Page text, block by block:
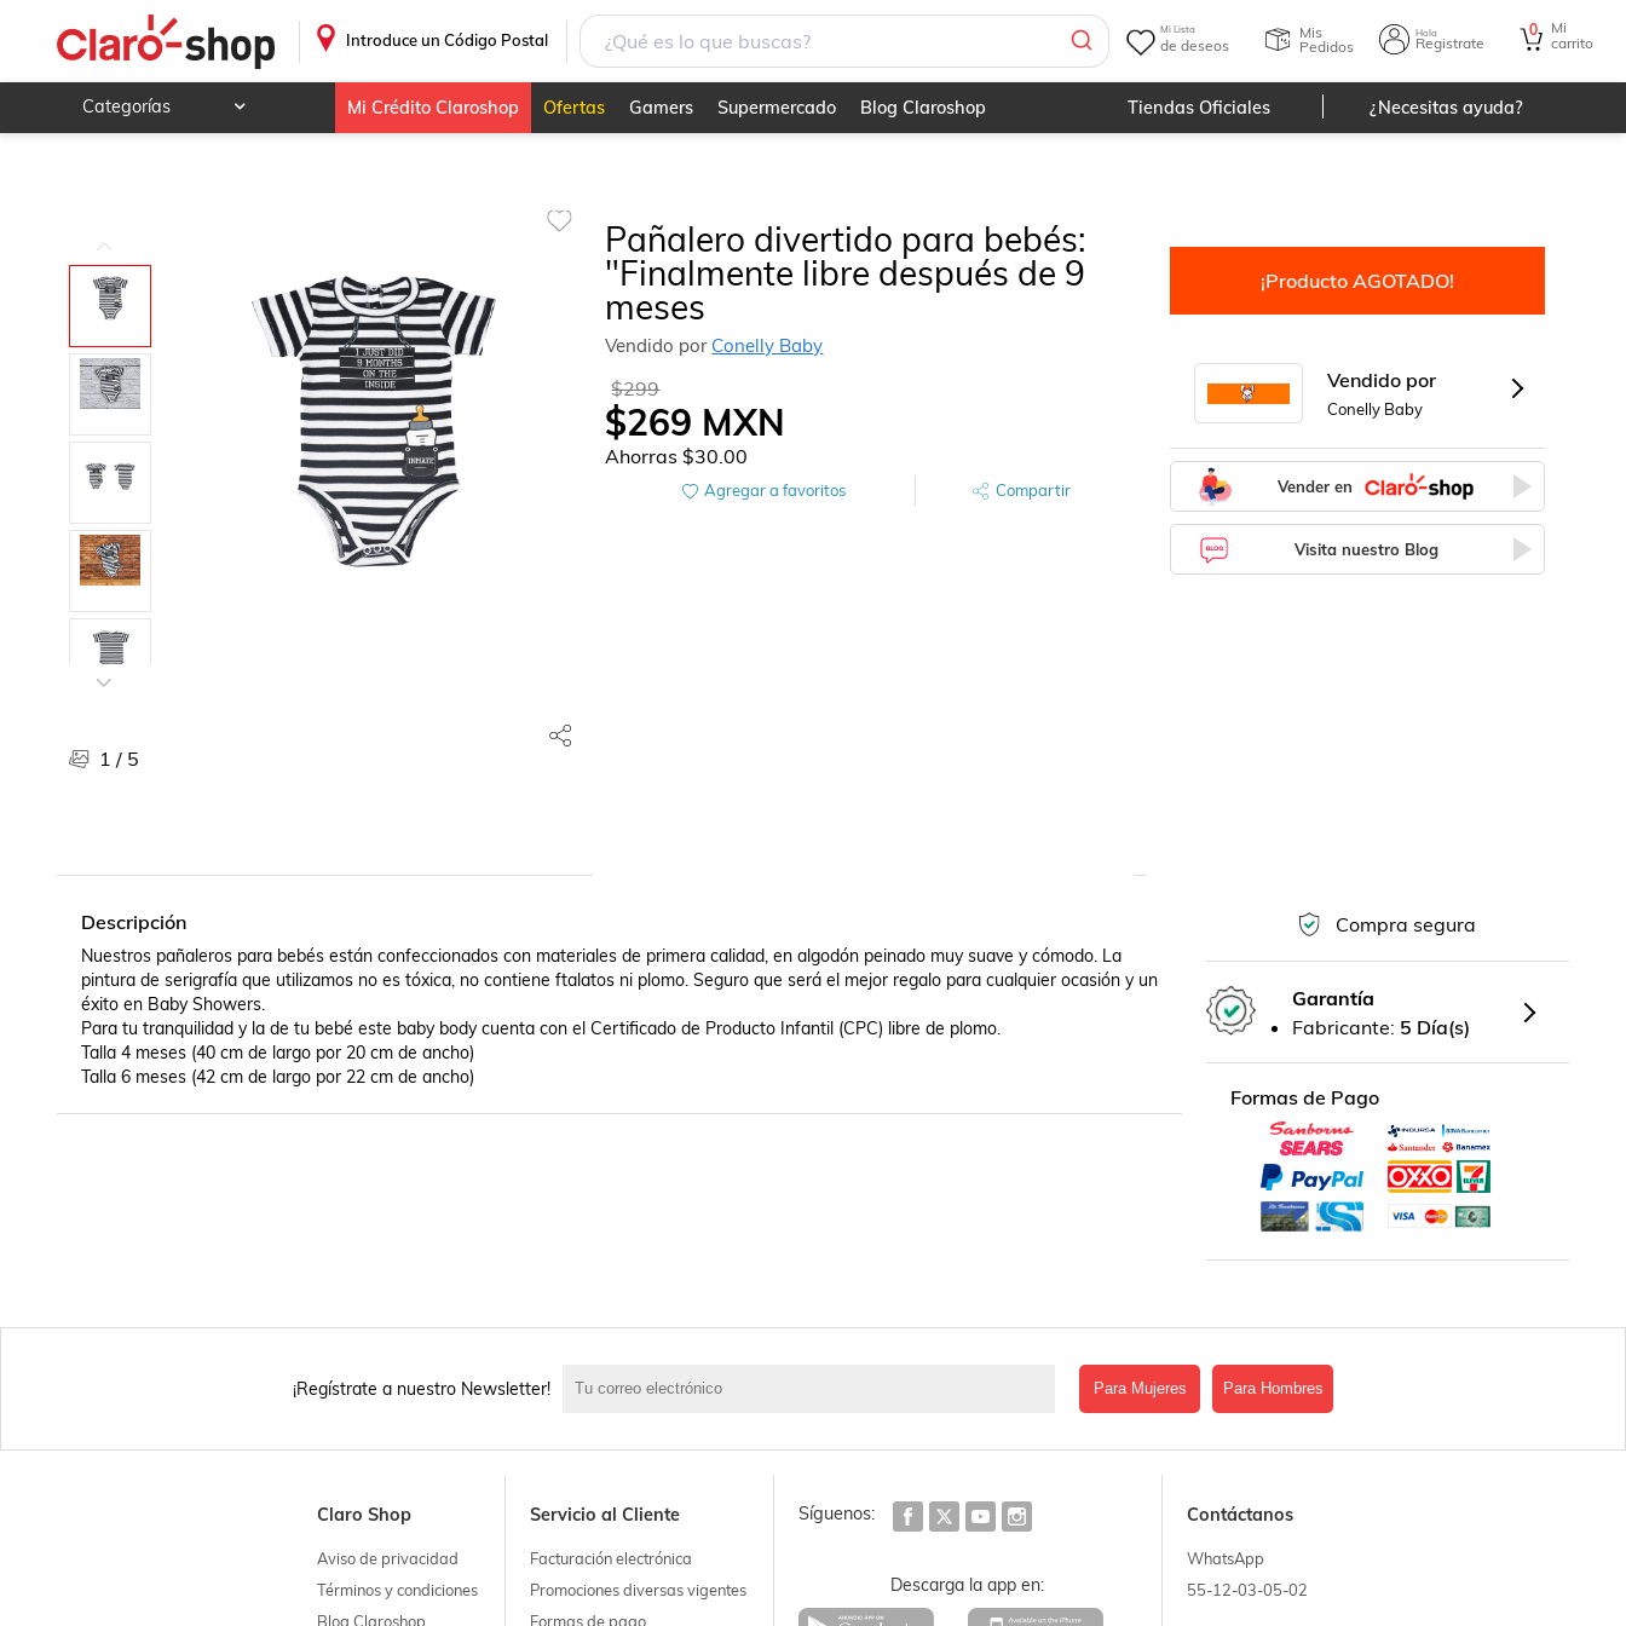
Introduce un Código Postal
Mi Lista
de deseos
Mis
Pedidos
Hola
Registrate
0
Mi
carrito
Categorías
Deportes y ocio
Animales y mascotas
Ferretería y autos
Ropa, calzado y accesorios
Salud, belleza y cuidado personal
Joyería y relojes
Juegos y juguetes
Libros, revistas y comics
Películas, series de tv y música
Otras categorías
Bebidas
Súpermercado
Mi Crédito Claroshop Ofertas Gamers Supermercado Blog Claroshop Tiendas Oficiales ¿Necesitas ayuda?
1 / 5
Pañalero divertido para bebés:
"Finalmente libre después de 9
meses
Vendido por Conelly Baby
$299
$269 MXN
Ahorras$30.00
Agregar a favoritos Compartir
¡Producto AGOTADO!
Vendido por
Conelly Baby
Vender en
Visita nuestro Blog
Descripción
Nuestros pañaleros para bebés están confeccionados con materiales de primera calidad, en algodón peinado muy suave y cómodo. La
pintura de serigrafía que utilizamos no es tóxica, no contiene ftalatos ni plomo. Seguro que será el mejor regalo para cualquier ocasión y un
éxito en Baby Showers.
Para tu tranquilidad y la de tu bebé este baby body cuenta con el Certificado de Producto Infantil (CPC) libre de plomo.
Talla 4 meses (40 cm de largo por 20 cm de ancho)
Compra segura
Garantía
Fabricante: 5 Día(s)
Formas de Pago
¡Regístrate a nuestro Newsletter! Para Mujeres Para Hombres
Claro Shop
Aviso de privacidad
Términos y condiciones
Blog Claroshop
Servicio al Cliente
Facturación electrónica
Promociones diversas vigentes
Formas de pago
Síguenos:
Descarga la app en:
Contáctanos
WhatsApp
55-12-03-05-02
Pañalero divertido para bebés: "Finalmente libre después de 9 meses